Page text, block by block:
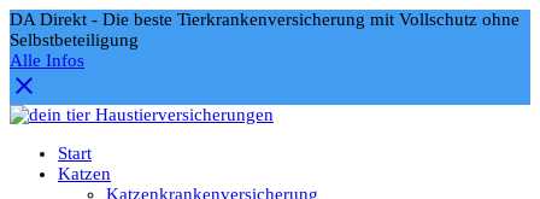
DA Direkt - Die beste Tierkrankenversicherung mit Vollschutz ohne
Selbstbeteiligung
Alle Infos
Start
Katzen
Katzenkrankenversicherung